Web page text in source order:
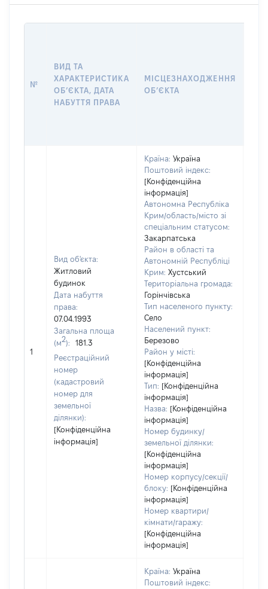
№
ВИД ТА
ХАРАКТЕРИСТИКА
ОБʼЄКТА, ДАТА
НАБУТТЯ ПРАВА
МІСЦЕЗНАХОДЖЕННЯ
ОБʼЄКТА
1
Вид об'єкта:
Житловий
будинок
Дата набуття
права:
07.04.1993
Загальна площа
(м2):
181.3
Реєстраційний
номер
(кадастровий
номер для
земельної
ділянки):
[Конфіденційна
інформація]
Країна: Україна
Поштовий індекс:
[Конфіденційна
інформація]
Автономна Республіка
Крим/область/місто зі
спеціальним статусом:
Закарпатська
Район в області та
Автономній Республіці
Крим: Хустський
Територіальна громада:
Горінчівська
Тип населеного пункту:
Село
Населений пункт:
Березово
Район у місті:
[Конфіденційна
інформація]
Тип: [Конфіденційна
інформація]
Назва: [Конфіденційна
інформація]
Номер будинку/
земельної ділянки:
[Конфіденційна
інформація]
Номер корпусу/секції/
блоку: [Конфіденційна
інформація]
Номер квартири/
кімнати/гаражу:
[Конфіденційна
інформація]
Країна: Україна
Поштовий індекс: